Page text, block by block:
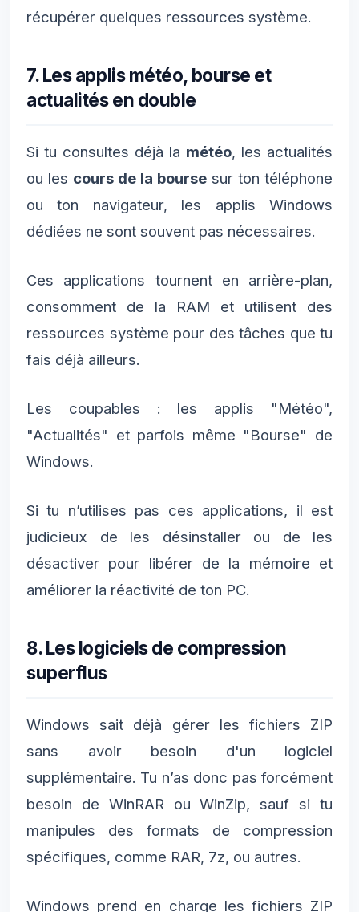
récupérer quelques ressources système.
7. Les applis météo, bourse et
actualités en double
Si tu consultes déjà la météo, les actualités
ou les cours de la bourse sur ton téléphone
ou ton navigateur, les applis Windows
dédiées ne sont souvent pas nécessaires.
Ces applications tournent en arrière-plan,
consomment de la RAM et utilisent des
ressources système pour des tâches que tu
fais déjà ailleurs.
Les coupables : les applis "Météo",
"Actualités" et parfois même "Bourse" de
Windows.
Si tu n’utilises pas ces applications, il est
judicieux de les désinstaller ou de les
désactiver pour libérer de la mémoire et
améliorer la réactivité de ton PC.
8. Les logiciels de compression
superflus
Windows sait déjà gérer les fichiers ZIP
sans avoir besoin d'un logiciel
supplémentaire. Tu n’as donc pas forcément
besoin de WinRAR ou WinZip, sauf si tu
manipules des formats de compression
spécifiques, comme RAR, 7z, ou autres.
Windows prend en charge les fichiers ZIP